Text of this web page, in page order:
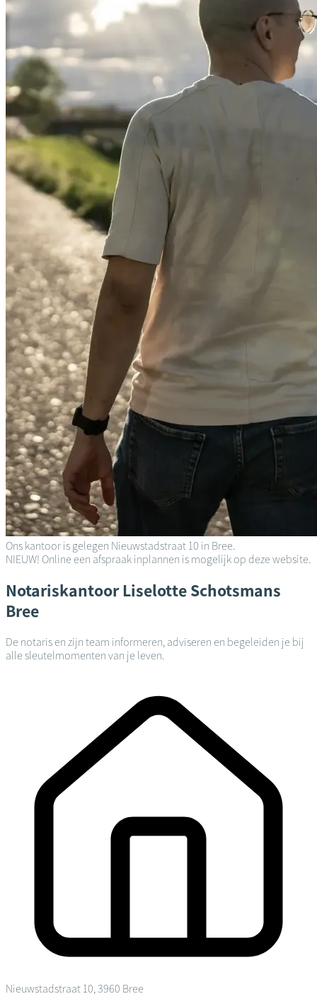
Ons kantoor is gelegen Nieuwstadstraat 10 in Bree.
NIEUW! Online een afspraak inplannen is mogelijk op deze website.
Notariskantoor Liselotte Schotsmans
Bree
De notaris en zijn team informeren, adviseren en begeleiden je bij
alle sleutelmomenten van je leven.
Nieuwstadstraat 10, 3960 Bree